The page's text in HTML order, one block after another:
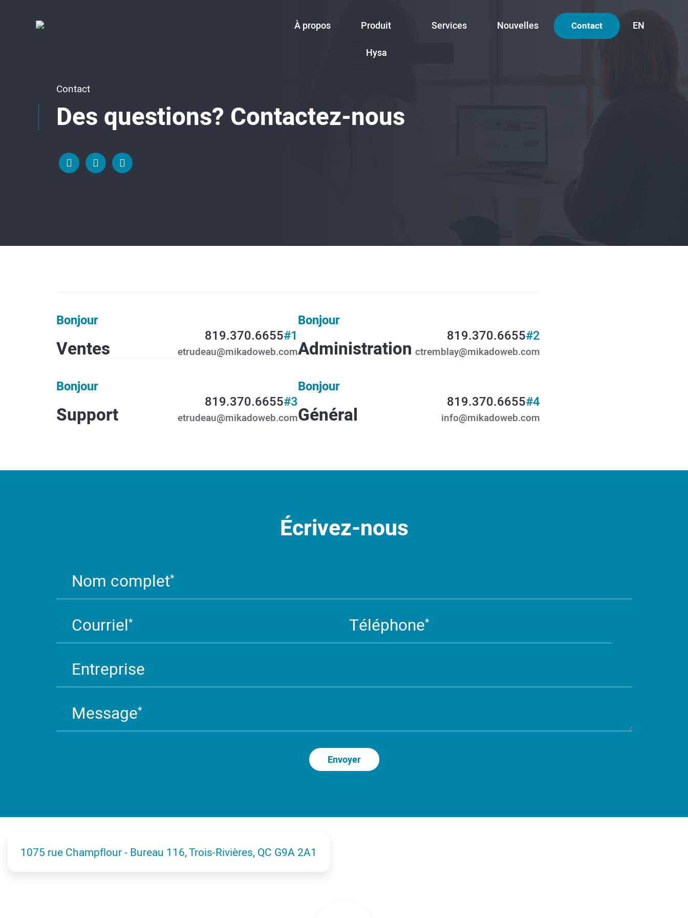
À propos Produit
Hysa
Services Nouvelles Contact EN
Contact
Des questions? Contactez-nous
Bonjour
Ventes
819.370.6655#1
etrudeau@mikadoweb.com
Bonjour
Administration
819.370.6655#2
ctremblay@mikadoweb.com
Bonjour
Support
819.370.6655#3
etrudeau@mikadoweb.com
Bonjour
Général
819.370.6655#4
info@mikadoweb.com
Écrivez-nous
Nom complet*
Courriel* Téléphone*
Entreprise
Message*
1075 rue Champflour - Bureau 116, Trois-Rivières, QC G9A 2A1